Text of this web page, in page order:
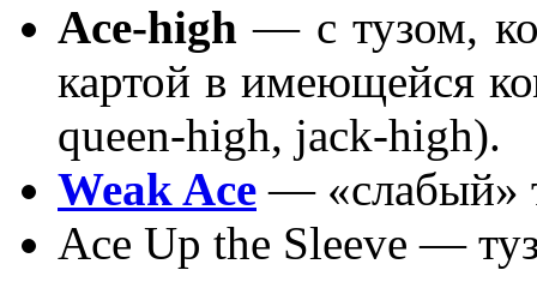
Ace-high — с тузом,
картой в имеющейся
queen-high, jack-high).
Weak Ace — «слабый»
Ace Up the Sleeve —